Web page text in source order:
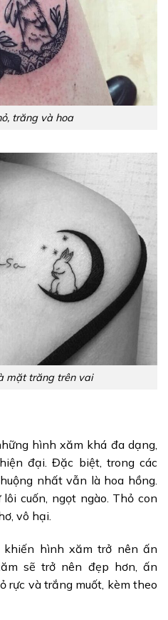
trăng và hoa
mặt trăng trên vai
hình xăm khá đa dạng,
đại. Đặc biệt, trong các
nhất vẫn là hoa hồng.
cuốn, ngọt ngào. Thỏ con
vô hại.
hình xăm trở nên ấn
sẽ trở nên đẹp hơn, ấn
rực và trắng muốt, kèm theo